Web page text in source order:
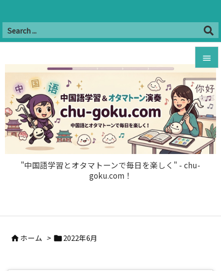
"中国語学習とオタマトーンで毎日を楽しく" - chu-
goku.com！


メニュ

サイド

前へ
RSS Feedly
 ホーム > 2022年6月